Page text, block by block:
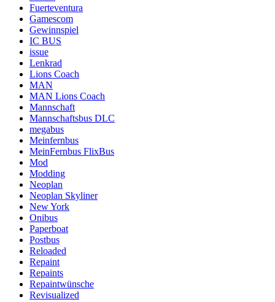
Fuerteventura
Gamescom
Gewinnspiel
IC BUS
issue
Lenkrad
Lions Coach
MAN
MAN Lions Coach
Mannschaft
Mannschaftsbus DLC
megabus
Meinfernbus
MeinFernbus FlixBus
Mod
Modding
Neoplan
Neoplan Skyliner
New York
Onibus
Paperboat
Postbus
Reloaded
Repaint
Repaints
Repaintwünsche
Revisualized